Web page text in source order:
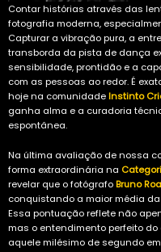
Contar histórias através das
fotografia moderna,
Capturar a vibração pura, a
transborda da pista de dança
sensibilidade, prontidão e a
com as pessoas ao redor. É
hoje na comunidadeInstinto
ganha alma e a curadoria
espontânea.
Na última avaliação de nossa
forma extraordinária na
revelar que o fotógrafoBruno
conquistando a maior média
Essa pontuação reflete não
mas o entendimento perfeito
aquele milésimo de segundo